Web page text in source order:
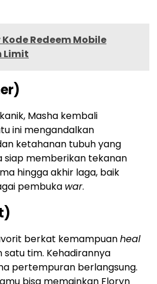
Redeem Mobile
Limit
Masha kembali
ini mengandalkan
ketahanan tubuh yang
siap memberikan tekanan
hingga akhir laga, baik
pembuka war.
berkat kemampuanheal
tim. Kehadirannya
pertempuran berlangsung.